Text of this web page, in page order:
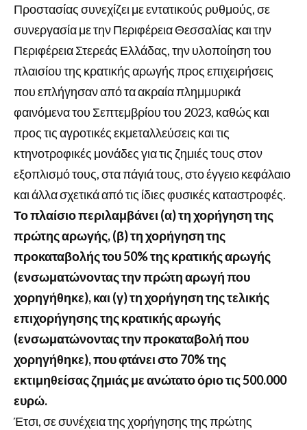
Προστασίας συνεχίζει με εντατικούς ρυθμούς, σε
συνεργασία με την Περιφέρεια Θεσσαλίας και την
Περιφέρεια Στερεάς Ελλάδας, την υλοποίηση του
πλαισίου της κρατικής αρωγής προς επιχειρήσεις
που επλήγησαν από τα ακραία πλημμυρικά
φαινόμενα του Σεπτεμβρίου του 2023, καθώς και
προς τις αγροτικές εκμεταλλεύσεις και τις
κτηνοτροφικές μονάδες για τις ζημιές τους στον
εξοπλισμό τους, στα πάγιά τους, στο έγγειο κεφάλαιο
και άλλα σχετικά από τις ίδιες φυσικές καταστροφές.
Το πλαίσιο περιλαμβάνει (α) τη χορήγηση της
πρώτης αρωγής, (β) τη χορήγηση της
προκαταβολής του 50% της κρατικής αρωγής
(ενσωματώνοντας την πρώτη αρωγή που
χορηγήθηκε), και (γ) τη χορήγηση της τελικής
επιχορήγησης της κρατικής αρωγής
(ενσωματώνοντας την προκαταβολή που
χορηγήθηκε), που φτάνει στο 70% της
εκτιμηθείσας ζημιάς με ανώτατο όριο τις 500.000
ευρώ.
Έτσι, σε συνέχεια της χορήγησης της πρώτης